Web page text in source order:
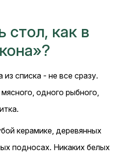
стол, как в
списка - не все сразу.
одного рыбного,
керамике, деревянных
подносах. Никаких белых